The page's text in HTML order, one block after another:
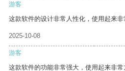
游客
这款软件的设计非常人性化，使用起来非
2025-10-08
游客
这款软件的功能非常强大，使用起来非常